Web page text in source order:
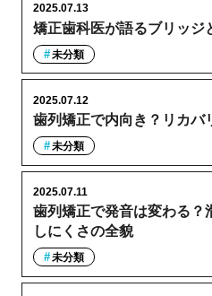
矯正歯科医が語るブリッジ
2025.07.13
未分類
歯列矯正で内向き？リカバ
2025.07.12
未分類
歯列矯正で発音は変わる？
しにくさの全貌
2025.07.11
未分類